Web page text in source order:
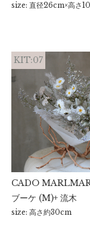
size: 直径26cm×高さ
KIT:07
CADO
ブーケ (M)+ 流木
size: 高さ約30cm